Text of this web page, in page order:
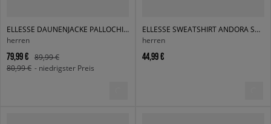
ELLESSE DAUNENJACKE PALLOCHI PADDED JACKET BLK
herren
79,99 €
89,99 €
80,99 € - niedrigster Preis
ELLESSE SWEATSHIRT ANDORA SWEATSHIRT BRWN/BLK
herren
44,99 €